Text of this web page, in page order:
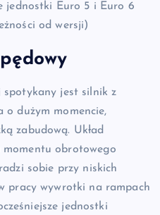
jednostki Euro 5 i Euro 6
od wersji)
spotykany jest silnik z
dużym momencie,
zabudową. Układ
momentu obrotowego
sobie przy niskich
pracy wywrotki na rampach
jednostki